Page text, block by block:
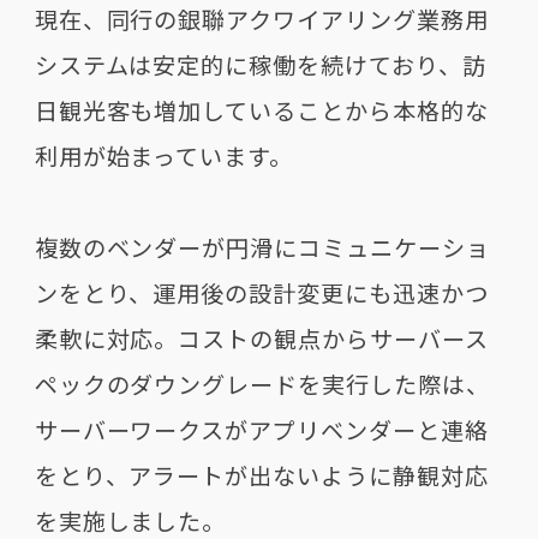
現在、同行の銀聯アクワイアリング業務用
システムは安定的に稼働を続けており、訪
日観光客も増加していることから本格的な
利用が始まっています。
複数のベンダーが円滑にコミュニケーショ
ンをとり、運用後の設計変更にも迅速かつ
柔軟に対応。コストの観点からサーバース
ペックのダウングレードを実行した際は、
サーバーワークスがアプリベンダーと連絡
をとり、アラートが出ないように静観対応
を実施しました。